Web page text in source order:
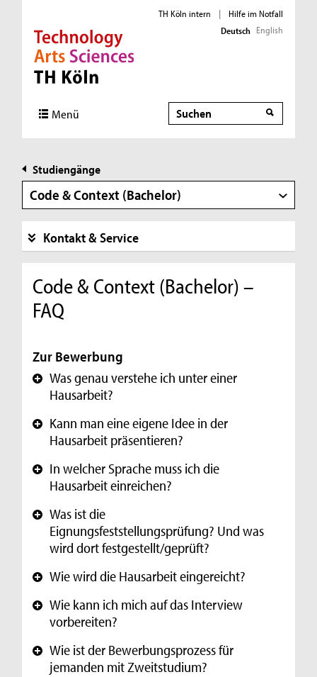
Direkt zur Hauptnavigation
Direkt zur Subnavigation
Direkt zum Inhalt
Direkt zum Fußbereich
TH Köln intern |
Hilfe im Notfall
Deutsch English
Menü Suche
Studiengänge
Code & Context (Bachelor)
Kontakt & Service
Code & Context (Bachelor) –
FAQ
Zur Bewerbung
+ Was genau verstehe ich unter einer
Hausarbeit?
+ Kann man eine eigene Idee in der
Hausarbeit präsentieren?
+ In welcher Sprache muss ich die
Hausarbeit einreichen?
+ Was ist die
Eignungsfeststellungsprüfung? Und was
wird dort festgestellt/geprüft?
+ Wie wird die Hausarbeit eingereicht?
+ Wie kann ich mich auf das Interview
vorbereiten?
+ Wie ist der Bewerbungsprozess für
jemanden mit Zweitstudium?